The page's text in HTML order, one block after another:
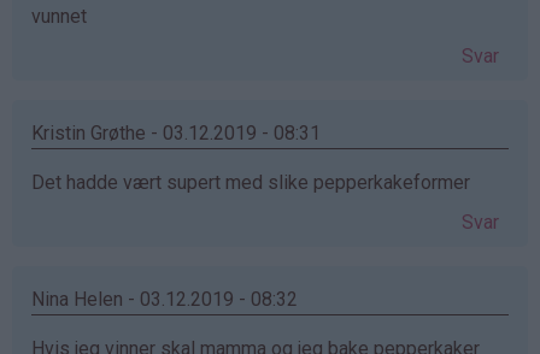
vunnet
Svar
Kristin Grøthe - 03.12.2019 - 08:31
Det hadde vært supert med slike pepperkakeformer
Svar
Nina Helen - 03.12.2019 - 08:32
Hvis jeg vinner skal mamma og jeg bake pepperkaker